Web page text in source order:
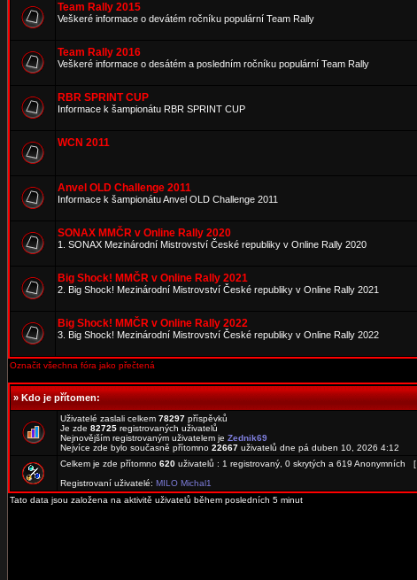
Team Rally 2015
Veškeré informace o devátém ročníku populární Team Rally
Team Rally 2016
Veškeré informace o desátém a posledním ročníku populární Team Rally
RBR SPRINT CUP
Informace k šampionátu RBR SPRINT CUP
WCN 2011
Anvel OLD Challenge 2011
Informace k šampionátu Anvel OLD Challenge 2011
SONAX MMČR v Online Rally 2020
1. SONAX Mezinárodní Mistrovství České republiky v Online Rally 2020
Big Shock! MMČR v Online Rally 2021
2. Big Shock! Mezinárodní Mistrovství České republiky v Online Rally 2021
Big Shock! MMČR v Online Rally 2022
3. Big Shock! Mezinárodní Mistrovství České republiky v Online Rally 2022
Označit všechna fóra jako přečtená
»Kdo je přítomen:
Uživatelé zaslali celkem 78297 příspěvků
Je zde 82725 registrovaných uživatelů
Nejnovějším registrovaným uživatelem je Zednik69
Nejvíce zde bylo současně přítomno 22667 uživatelů dne pá duben 10, 2026 4:12
Celkem je zde přítomno 620 uživatelů : 1 registrovaný, 0 skrytých a 619 Anonymních [
Registrovaní uživatelé: MILO Michal1
Tato data jsou založena na aktivitě uživatelů během posledních 5 minut